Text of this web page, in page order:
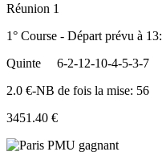
Réunion 1
1° Course - Départ prévu à
Quinte
6-2-12-10-4-5-3-7
2.0 €-NB de fois la mise: 56
3451.40 €